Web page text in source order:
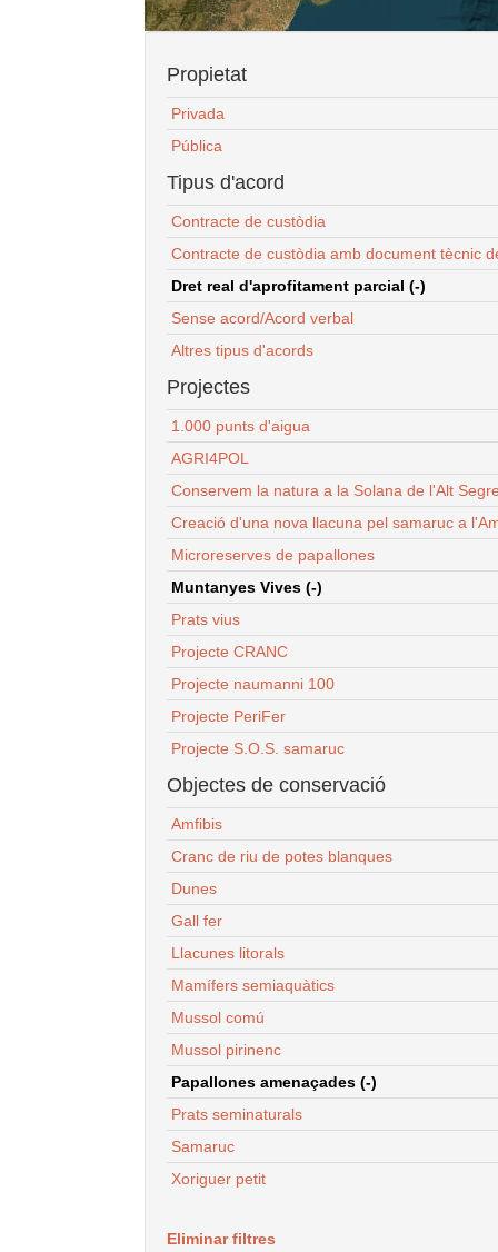
Propietat
Privada
Pública
Tipus d'acord
Contracte de custòdia
Contracte de custòdia amb document tècnic
Dret real d'aprofitament parcial (-)
Sense acord/Acord verbal
Altres tipus d'acords
Projectes
1.000 punts d'aigua
AGRI4POL
Conservem la natura a la Solana de l'Alt
Creació d'una nova llacuna pel samaruc a
Microreserves de papallones
Muntanyes Vives (-)
Prats vius
Projecte CRANC
Projecte naumanni 100
Projecte PeriFer
Projecte S.O.S. samaruc
Objectes de conservació
Amfibis
Cranc de riu de potes blanques
Dunes
Gall fer
Llacunes litorals
Mamífers semiaquàtics
Mussol comú
Mussol pirinenc
Papallones amenaçades (-)
Prats seminaturals
Samaruc
Xoriguer petit
Eliminar filtres